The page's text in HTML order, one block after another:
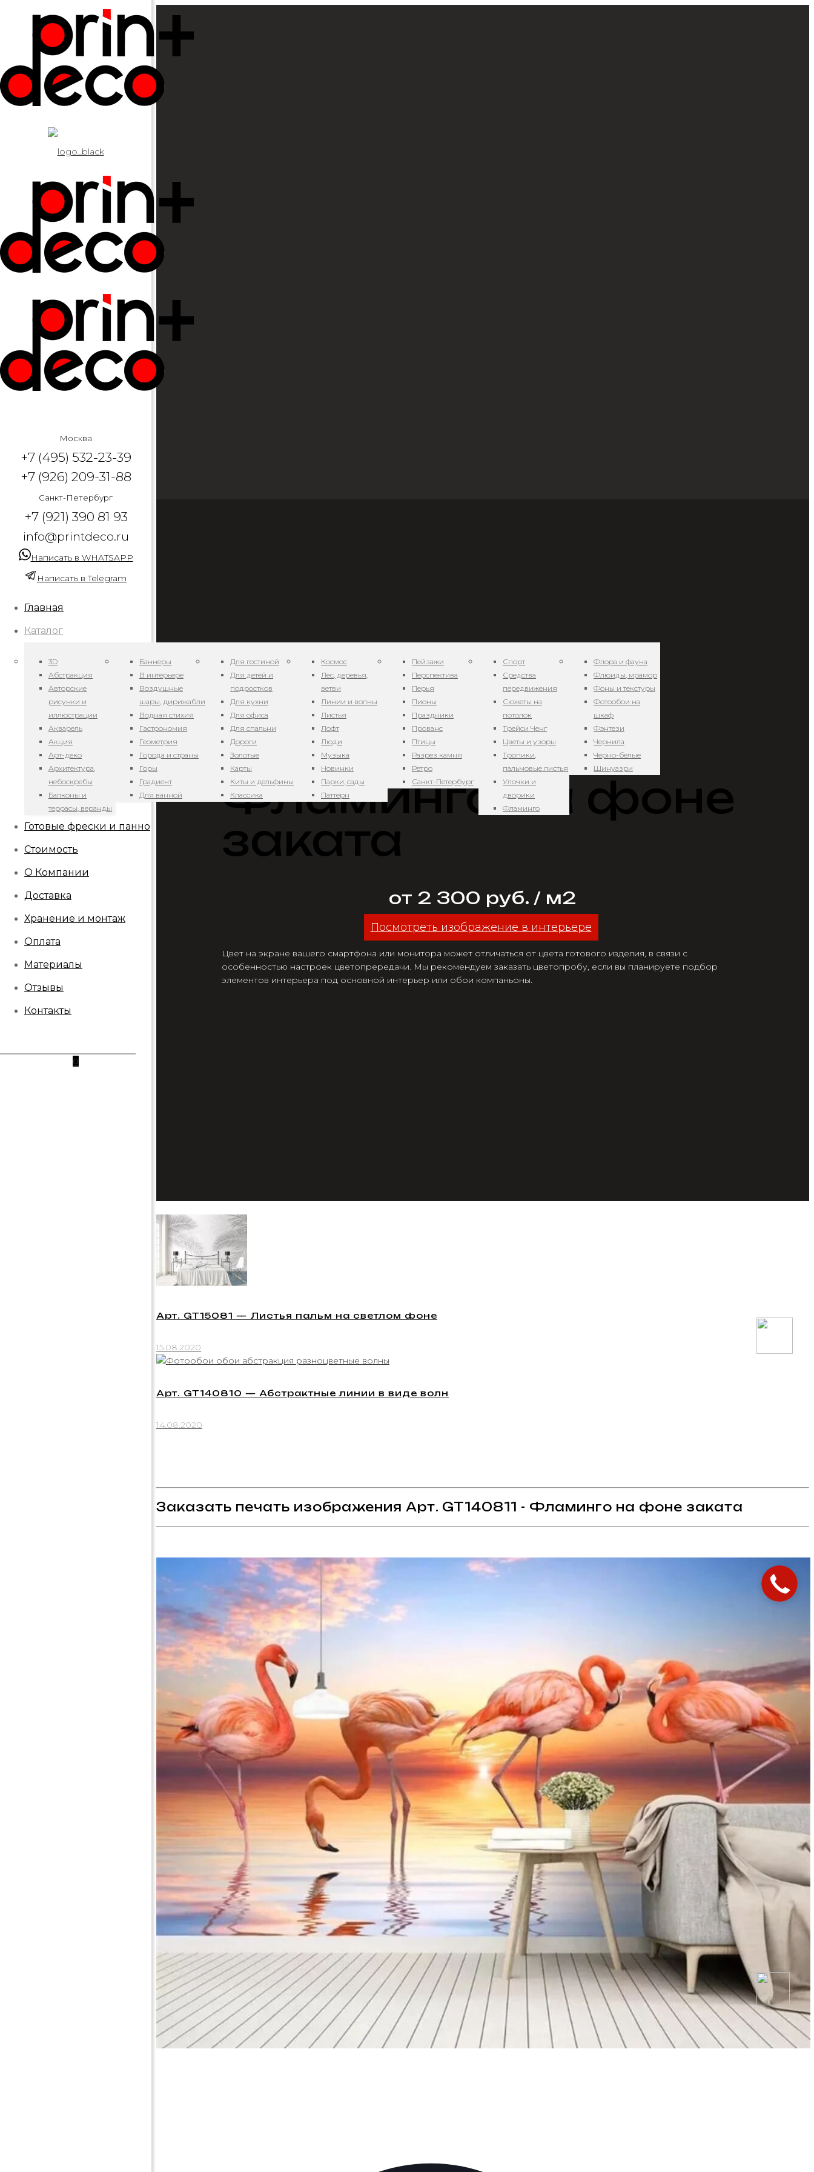
Москва
+7 (495) 532-23-39
+7 (926) 209-31-88
Санкт-Петербург
+7 (921) 390 81 93
info@printdeco.ru
Написать в WHATSAPP
Написать в Telegram
Главная
Каталог
3D
Абстракция
Авторские
рисунки и
иллюстрации
Акварель
Акция
Арт-деко
Архитектура,
небоскребы
Балконы и
террасы, веранды
Баннеры
В интерьере
Воздушные
шары, дирижабли
Водная стихия
Гастрономия
Геометрия
Города и страны
Горы
Градиент
Для ванной
Для гостиной
Для детей и
подростков
Для кухни
Для офиса
Для спальни
Дороги
Золотые
Карты
Киты и дельфины
Классика
Космос
Лес, деревья,
ветви
Линии и волны
Листья
Лофт
Люди
Музыка
Новинки
Парки, сады
Паттерн
Пейзажи
Перспектива
Перья
Пионы
Праздники
Прованс
Птицы
Разрез камня
Ретро
Санкт-Петербург
Спорт
Средства
передвижения
Сюжеты на
потолок
Трейси Ченг
Цветы и узоры
Тропики,
пальмовые листья
Улочки и
дворики
Фламинго
Флора и фауна
Флюиды, мрамор
Фоны и текстуры
Фотообои на
шкаф
Фэнтези
Чернила
Черно-белые
Шинуазри
Готовые фрески и панно
Стоимость
О Компании
Доставка
Хранение и монтаж
Оплата
Материалы
Отзывы
Контакты
0
Арт. GT140811 —
Фламинго на фоне
заката
от 2 300 руб. / м2
Посмотреть изображение в интерьере
Цвет на экране вашего смартфона или монитора может отличаться от цвета готового изделия, в связи с
особенностью настроек цветопрередачи. Мы рекомендуем заказать цветопробу, если вы планируете подбор
элементов интерьера под основной интерьер или обои компаньоны.
Арт. GT15081 — Листья пальм на светлом фоне
15.08.2020
Арт. GT140810 — Абстрактные линии в виде волн
14.08.2020
Заказать печать изображения Арт. GT140811 - Фламинго на фоне заката